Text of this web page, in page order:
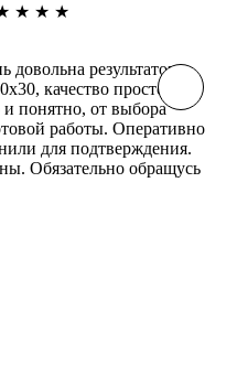
★ ★ ★
результатом.
качество просто
понятно, от выбора
работы. Оперативно
для подтверждения.
Обязательно обращусь